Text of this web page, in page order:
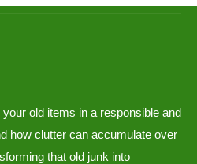
old items in a responsible and
how clutter can accumulate over
that old junk into